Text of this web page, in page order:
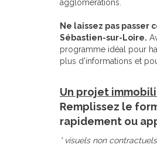
agglomérations.
Ne laissez pas
Sébastien-sur-Loire.
programme idéal pour
plus d'informations et
Un projet
Remplissez le
rapidement ou
* visuels non contractuels